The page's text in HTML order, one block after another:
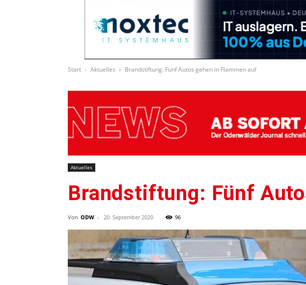
Start Aktuelles Brandstiftung: Fünf Autos gehen in Flammen auf
Aktuelles
Brandstiftung: Fünf
Von ODW - 20. September 2020 96